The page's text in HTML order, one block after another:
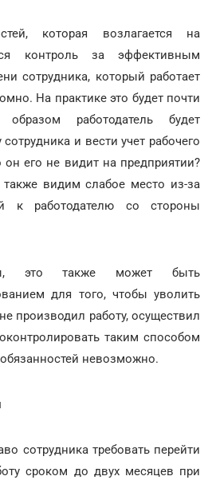
которая возлагается на
контроль за эффективным
сотрудника, который работает
На практике это будет почти
работодатель будет
и вести учет рабочего
его не видит на предприятии?
также видим слабое место из-за
к работодателю со стороны
это также может быть
для того, чтобы уволить
производил работу, осуществил
таким способом
невозможно.
сотрудника требовать перейти
сроком до двух месяцев при